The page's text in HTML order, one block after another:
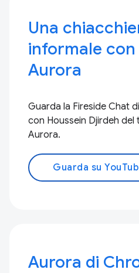
Una
informale
Aurora
Guarda la Fireside Chat
con Houssein Djirdeh del
Aurora.
Guarda su
Aurora di